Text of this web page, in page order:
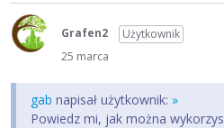
Grafen2
Użytkownik
25 marca
gab napisał użytkownik: »
Powiedz mi, jak można